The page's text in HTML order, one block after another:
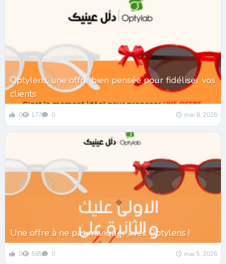
Optylens, une offre bien pensée pour fidéliser vos
clients
0 177 0 mai 8, 2026
Une offre à ne pas manquer avec Optylens !
0 585 0 mai 5, 2026